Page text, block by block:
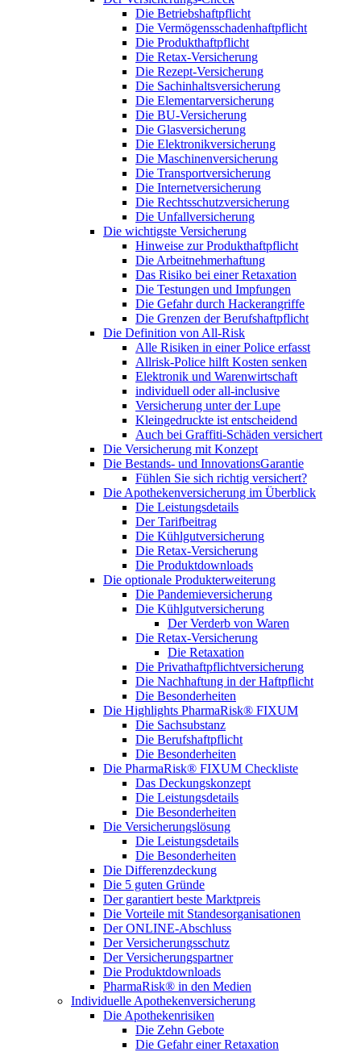
Die Betriebshaftpflicht
Die Vermögensschadenhaftpflicht
Die Produkthaftpflicht
Die Retax-Versicherung
Die Rezept-Versicherung
Die Sachinhaltsversicherung
Die Elementarversicherung
Die BU-Versicherung
Die Glasversicherung
Die Elektronikversicherung
Die Maschinenversicherung
Die Transportversicherung
Die Internetversicherung
Die Rechtsschutzversicherung
Die Unfallversicherung
Die wichtigste Versicherung
Hinweise zur Produkthaftpflicht
Die Arbeitnehmerhaftung
Das Risiko bei einer Retaxation
Die Testungen und Impfungen
Die Gefahr durch Hackerangriffe
Die Grenzen der Berufshaftpflicht
Die Definition von All-Risk
Alle Risiken in einer Police erfasst
Allrisk-Police hilft Kosten senken
Elektronik und Warenwirtschaft
individuell oder all-inclusive
Versicherung unter der Lupe
Kleingedruckte ist entscheidend
Auch bei Graffiti-Schäden versichert
Die Versicherung mit Konzept
Die Bestands- und InnovationsGarantie
Fühlen Sie sich richtig versichert?
Die Apothekenversicherung im Überblick
Die Leistungsdetails
Der Tarifbeitrag
Die Kühlgutversicherung
Die Retax-Versicherung
Die Produktdownloads
Die optionale Produkterweiterung
Die Pandemieversicherung
Die Kühlgutversicherung
Der Verderb von Waren
Die Retax-Versicherung
Die Retaxation
Die Privathaftpflichtversicherung
Die Nachhaftung in der Haftpflicht
Die Besonderheiten
Die Highlights PharmaRisk® FIXUM
Die Sachsubstanz
Die Berufshaftpflicht
Die Besonderheiten
Die PharmaRisk® FIXUM Checkliste
Das Deckungskonzept
Die Leistungsdetails
Die Besonderheiten
Die Versicherungslösung
Die Leistungsdetails
Die Besonderheiten
Die Differenzdeckung
Die 5 guten Gründe
Der garantiert beste Marktpreis
Die Vorteile mit Standesorganisationen
Der ONLINE-Abschluss
Der Versicherungsschutz
Der Versicherungspartner
Die Produktdownloads
PharmaRisk® in den Medien
Individuelle Apothekenversicherung
Die Apothekenrisiken
Die Zehn Gebote
Die Gefahr einer Retaxation